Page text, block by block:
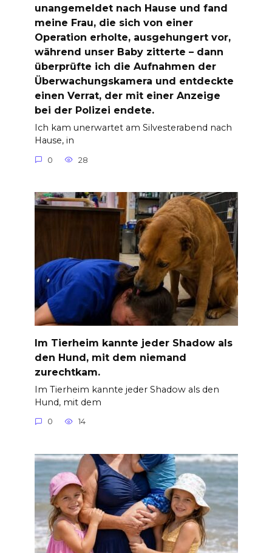
unangemeldet nach Hause und fand
meine Frau, die sich von einer
Operation erholte, ausgehungert vor,
während unser Baby zitterte – dann
überprüfte ich die Aufnahmen der
Überwachungskamera und entdeckte
einen Verrat, der mit einer Anzeige
bei der Polizei endete.
Ich kam unerwartet am Silvesterabend nach
Hause, in
0 28
Im Tierheim kannte jeder Shadow als
den Hund, mit dem niemand
zurechtkam.
Im Tierheim kannte jeder Shadow als den
Hund, mit dem
0 14